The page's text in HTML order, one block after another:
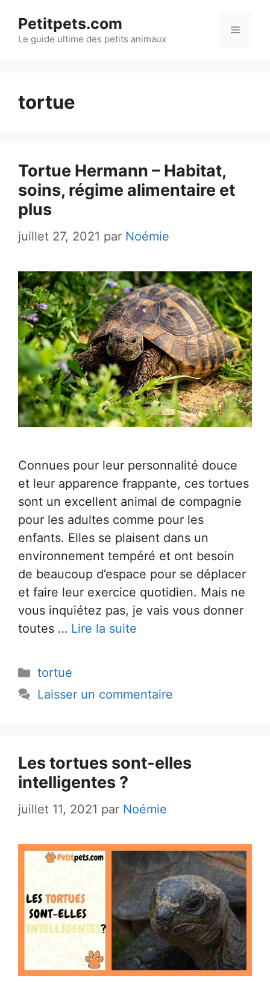
contenu
Petitpets.com
Le guide ultime des petits animaux
Menu
tortue
Tortue Hermann – Habitat,
soins, régime alimentaire et
plus
juillet 27, 2021 par Noémie
Connues pour leur personnalité douce
et leur apparence frappante, ces tortues
sont un excellent animal de compagnie
pour les adultes comme pour les
enfants. Elles se plaisent dans un
environnement tempéré et ont besoin
de beaucoup d’espace pour se déplacer
et faire leur exercice quotidien. Mais ne
vous inquiétez pas, je vais vous donner
toutes … Lire la suite
Catégories
tortue
Laisser un commentaire
Les tortues sont-elles
intelligentes ?
juillet 11, 2021 par Noémie